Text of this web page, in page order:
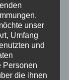
unser
Umfang
und
Personen
die ihnen